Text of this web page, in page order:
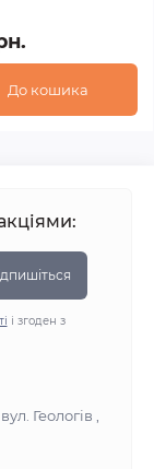
До кошика
і згоден з
Геологів ,